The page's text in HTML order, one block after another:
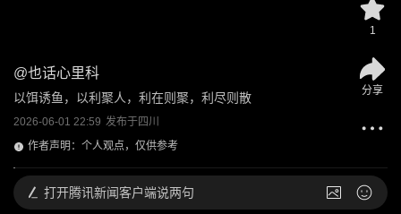
@也话心里科
以饵诱鱼，以利聚人，利在则聚，利尽则散
2026-06-01 22:59 发布于四川
作者声明：个人观点，仅供参考
1
分享
打开腾讯新闻客户端说两句